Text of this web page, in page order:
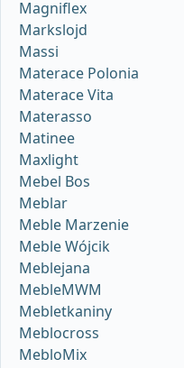
Magniflex
Markslojd
Massi
Materace Polonia
Materace Vita
Materasso
Matinee
Maxlight
Mebel Bos
Meblar
Meble Marzenie
Meble Wójcik
Meblejana
MebleMWM
Mebletkaniny
Meblocross
MebloMix